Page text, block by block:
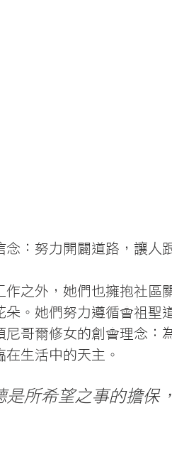
：努力開闢道路，讓人
之外，她們也擁抱社區
朵。她們努力遵循會祖聖
哥爾修女的創會理念：
生活中的天主。
所希望之事的擔保